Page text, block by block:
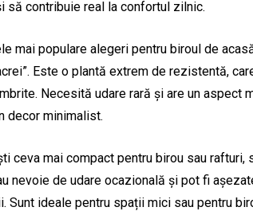
să contribuie real la confortul zilnic.
mai populare alegeri pentru biroul de
Este o plantă extrem de rezistentă,
Necesită udare rară și are un aspect
decor minimalist.
ceva mai compact pentru birou sau
nevoie de udare ocazională și pot fi
Sunt ideale pentru spații mici sau pentru